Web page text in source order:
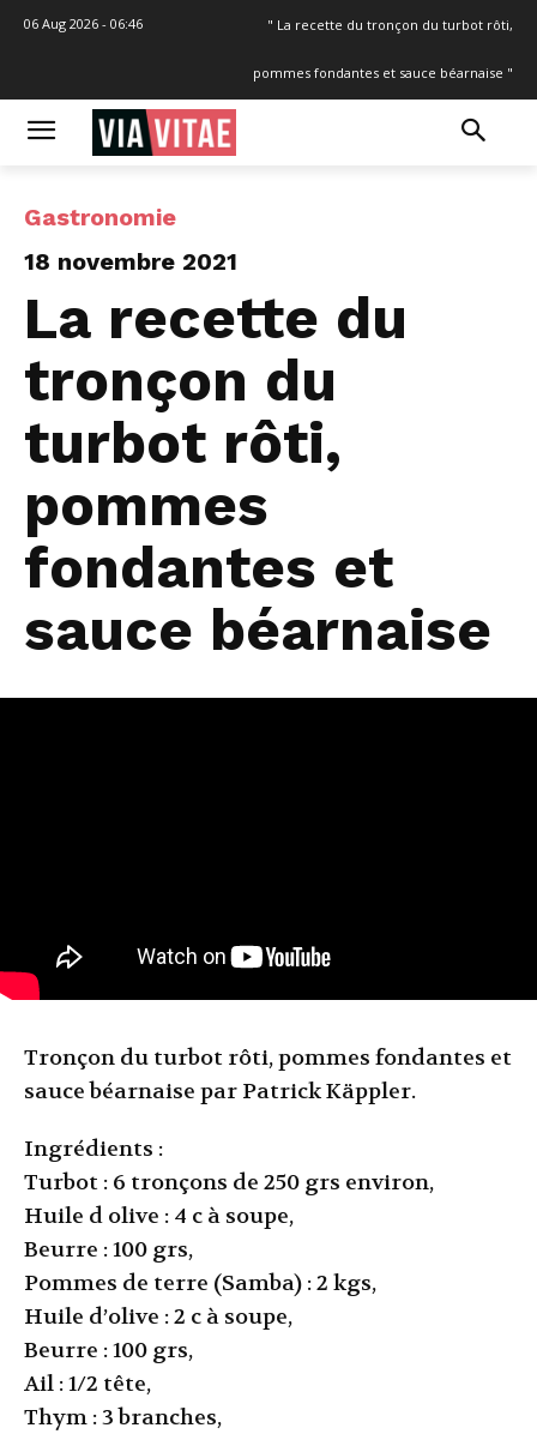
06 Aug 2026 - 06:46 " La recette du tronçon du turbot rôti,
pommes fondantes et sauce béarnaise "
Gastronomie
18 novembre 2021
La recette du
tronçon du
turbot rôti,
pommes
fondantes et
sauce béarnaise
Tronçon du turbot rôti, pommes fondantes et
sauce béarnaise par Patrick Käppler.
Ingrédients :
Turbot : 6 tronçons de 250 grs environ,
Huile d olive : 4 c à soupe,
Beurre : 100 grs,
Pommes de terre (Samba) : 2 kgs,
Huile d’olive : 2 c à soupe,
Beurre : 100 grs,
Ail : 1/2 tête,
Thym : 3 branches,